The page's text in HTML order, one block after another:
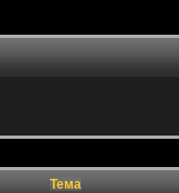
Тема